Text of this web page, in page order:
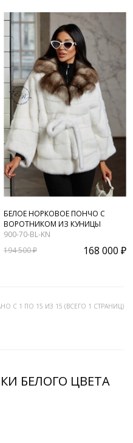
БЕЛОЕ НОРКОВОЕ ПОНЧО С
ВОРОТНИКОМ ИЗ КУНИЦЫ
900-70-BL-KN
194 500 ₽
168 000 ₽
С 1 ПО 15 ИЗ 15 (ВСЕГО 1 СТРАНИЦ)
БЕЛОГО ЦВЕТА